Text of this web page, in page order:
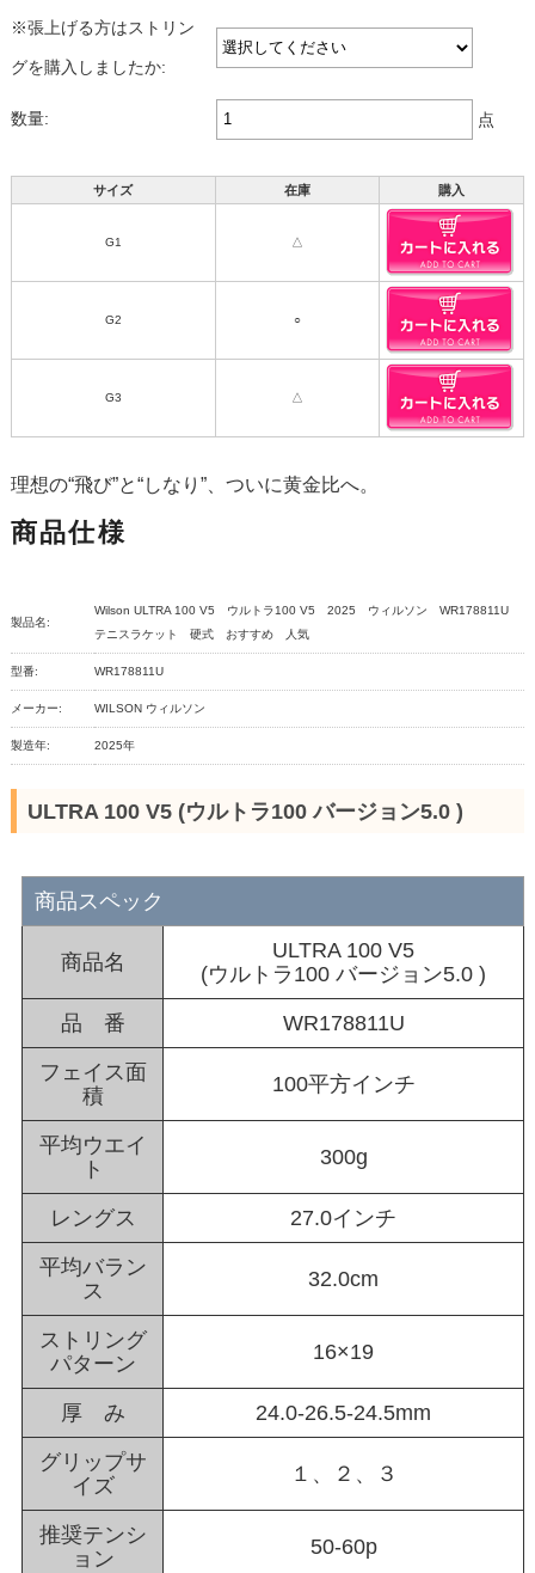
※張上げる方はストリン
グを購入しましたか:
数量: 点
サイズ 在庫 購入
G1 △
G2 ○
G3 △
理想の“飛び”と“しなり”、ついに黄金比へ。
商品仕様
製品名:
Wilson ULTRA 100 V5 ウルトラ100 V5 2025 ウィルソン WR178811U
テニスラケット 硬式 おすすめ 人気
型番: WR178811U
メーカー: WILSON ウィルソン
製造年: 2025年
ULTRA 100 V5 (ウルトラ100 バージョン5.0 )
商品スペック
商品名
ULTRA 100 V5
(ウルトラ100 バージョン5.0 )
品 番 WR178811U
フェイス面
積
100平方インチ
平均ウエイ
ト
300g
レングス 27.0インチ
平均バラン
ス
32.0cm
ストリング
パターン
16×19
厚 み 24.0-26.5-24.5mm
グリップサ
イズ
１、２、３
推奨テンシ
ョン
50-60p